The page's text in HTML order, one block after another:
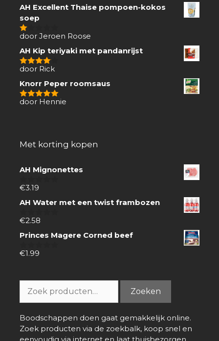
AH Excellent Thaise pompoen-kokos
soep
1
5
door Jeroen Roose
AH Kip teriyaki met pandanrijst
4van 5
door Rick
Knorr Peper roomsaus
5van 5
door Hennie
Met korting kopen
AH Mignonettes
0
5
€3.19
AH Water met een twist frambozen
0
5
€2.58
Princes Magere Corned beef
0
€1.99
naar:
Zoeken
Boodschappen doen gaat gemakkelijk online.
Zoek producten via de zoekbalk, koop snel en
eenvoudig via internet en laat thuisbezorgen.